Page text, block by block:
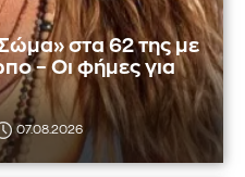
στα 62 της με
– Οι φήμες για
07.08.2026